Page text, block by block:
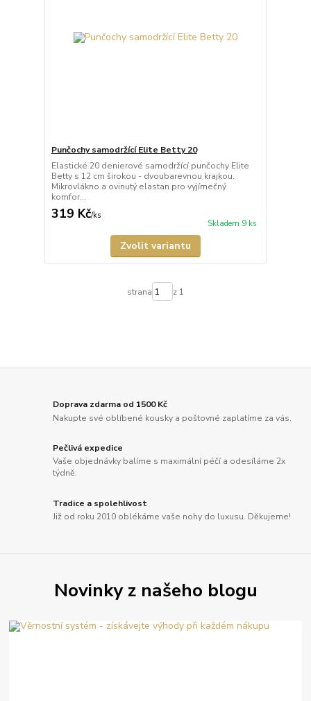
Punčochy samodržící Elite Betty 20
Elastické 20 denierové samodržící punčochy Elite
Betty s 12 cm širokou - dvoubarevnou krajkou.
Mikrovlákno a ovinutý elastan pro vyjímečný
komfor...
319 Kč/ks
Skladem 9 ks
Zvolit variantu
strana z 1
Doprava zdarma od 1500 Kč
Nakupte své oblíbené kousky a poštovné zaplatíme za vás.
Pečlivá expedice
Vaše objednávky balíme s maximální péčí a odesíláme 2x
týdně.
Tradice a spolehlivost
Již od roku 2010 oblékáme vaše nohy do luxusu. Děkujeme!
Novinky z našeho blogu